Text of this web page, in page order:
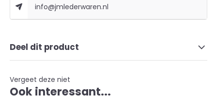
info@jmlederwaren.nl
Deel dit product
Vergeet deze niet
Ook interessant...